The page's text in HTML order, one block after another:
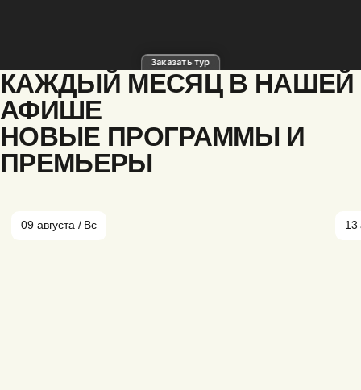
КАЖДЫЙ МЕСЯЦ В НАШЕЙ
АФИШЕ
НОВЫЕ ПРОГРАММЫ И
ПРЕМЬЕРЫ
09 августа / Вс 13